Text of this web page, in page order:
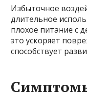
Избыточное
длительное
плохое питание с
это ускоряет
способствует